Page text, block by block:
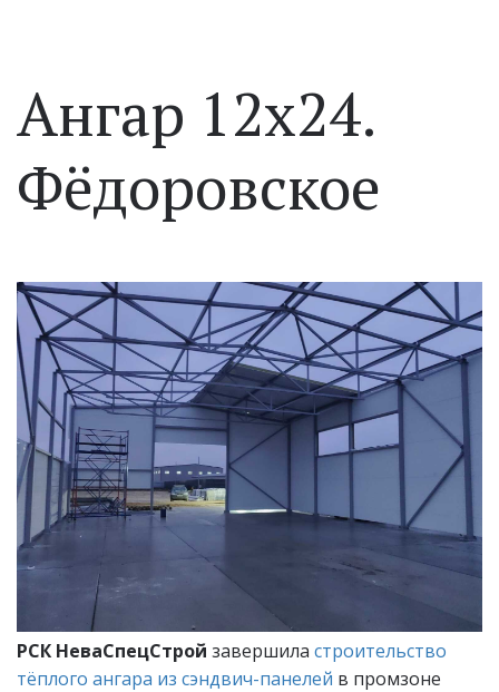
Ангар 12х24.
Фёдоровское
РСК НеваСпецСтрой завершила строительство
тёплого ангара из сэндвич-панелей в промзоне